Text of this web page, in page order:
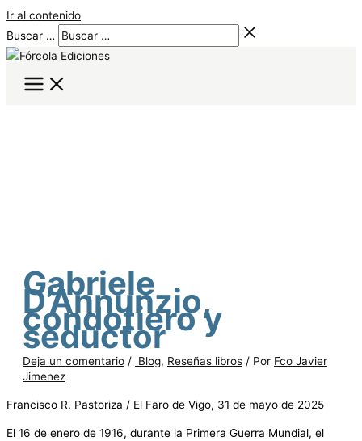
Ir al contenido
Buscar …
Gabriele
D’Annunzio,
condotiero y
seductor
Deja un comentario / Blog, Reseñas libros / Por Fco Javier
Jimenez
Francisco R. Pastoriza / El Faro de Vigo, 31 de mayo de 2025
El 16 de enero de 1916, durante la Primera Guerra Mundial, el